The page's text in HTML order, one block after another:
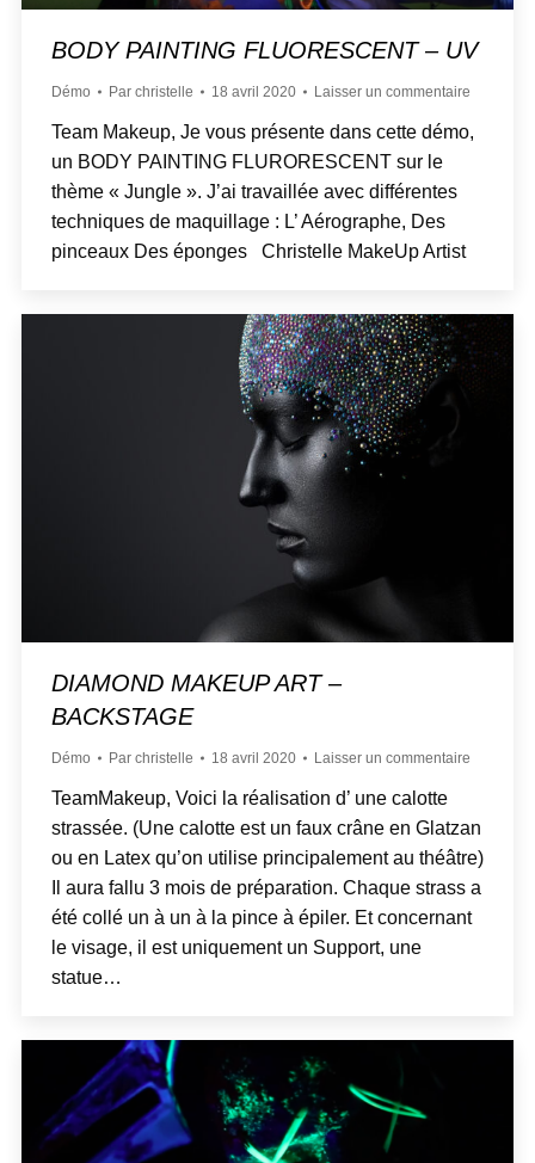
BODY PAINTING FLUORESCENT – UV
Démo Par christelle 18 avril 2020 Laisser un commentaire
Team Makeup, Je vous présente dans cette démo,
un BODY PAINTING FLURORESCENT sur le
thème « Jungle ». J’ai travaillée avec différentes
techniques de maquillage : L’ Aérographe, Des
pinceaux Des éponges Christelle MakeUp Artist
DIAMOND MAKEUP ART –
BACKSTAGE
Démo Par christelle 18 avril 2020 Laisser un commentaire
TeamMakeup, Voici la réalisation d’ une calotte
strassée. (Une calotte est un faux crâne en Glatzan
ou en Latex qu’on utilise principalement au théâtre)
Il aura fallu 3 mois de préparation. Chaque strass a
été collé un à un à la pince à épiler. Et concernant
le visage, il est uniquement un Support, une
statue…